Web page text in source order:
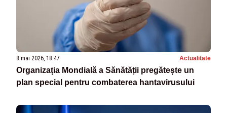
8 mai 2026, 18:47 Actualitate
Organizația Mondială a Sănătății pregătește un
plan special pentru combaterea hantavirusului